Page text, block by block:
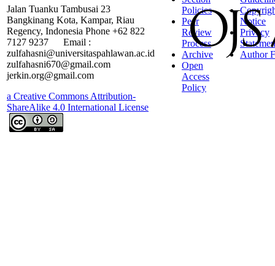
Jalan Tuanku Tambusai 23
Bangkinang Kota, Kampar, Riau
Regency, Indonesia Phone +62 822
7127 9237 Email :
zulfahasni@universitaspahlawan.ac.id
zulfahasni670@gmail.com
jerkin.org@gmail.com
a Creative Commons Attribution-
ShareAlike 4.0 International License
Policies
Peer
Review
Process
Archive
Open
Access
Policy
Notice
Privacy
Author